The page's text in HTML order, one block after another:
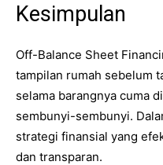
Kesimpulan
Off-Balance Sheet
tampilan rumah sebelum
selama barangnya cuma
sembunyi-sembunyi.
strategi finansial yang
dan transparan.